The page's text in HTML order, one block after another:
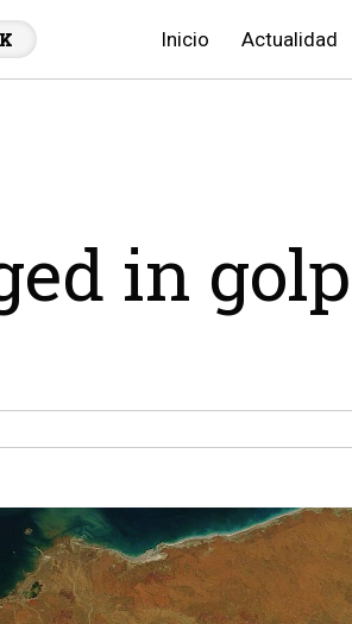
Inicio Actualidad
in